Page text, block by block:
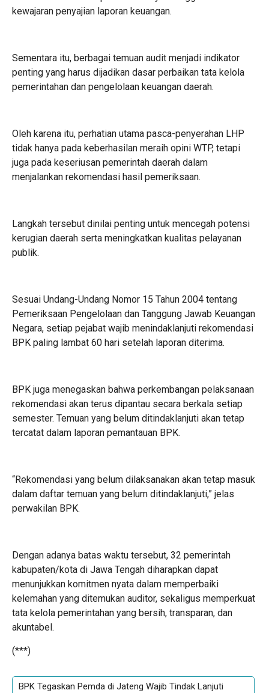
kewajaran penyajian laporan keuangan.
Sementara itu, berbagai temuan audit menjadi indikator
penting yang harus dijadikan dasar perbaikan tata kelola
pemerintahan dan pengelolaan keuangan daerah.
Oleh karena itu, perhatian utama pasca-penyerahan LHP
tidak hanya pada keberhasilan meraih opini WTP, tetapi
juga pada keseriusan pemerintah daerah dalam
menjalankan rekomendasi hasil pemeriksaan.
Langkah tersebut dinilai penting untuk mencegah potensi
kerugian daerah serta meningkatkan kualitas pelayanan
publik.
Sesuai Undang-Undang Nomor 15 Tahun 2004 tentang
Pemeriksaan Pengelolaan dan Tanggung Jawab Keuangan
Negara, setiap pejabat wajib menindaklanjuti rekomendasi
BPK paling lambat 60 hari setelah laporan diterima.
BPK juga menegaskan bahwa perkembangan pelaksanaan
rekomendasi akan terus dipantau secara berkala setiap
semester. Temuan yang belum ditindaklanjuti akan tetap
tercatat dalam laporan pemantauan BPK.
“Rekomendasi yang belum dilaksanakan akan tetap masuk
dalam daftar temuan yang belum ditindaklanjuti,” jelas
perwakilan BPK.
Dengan adanya batas waktu tersebut, 32 pemerintah
kabupaten/kota di Jawa Tengah diharapkan dapat
menunjukkan komitmen nyata dalam memperbaiki
kelemahan yang ditemukan auditor, sekaligus memperkuat
tata kelola pemerintahan yang bersih, transparan, dan
akuntabel.
(***)
BPK Tegaskan Pemda di Jateng Wajib Tindak Lanjuti